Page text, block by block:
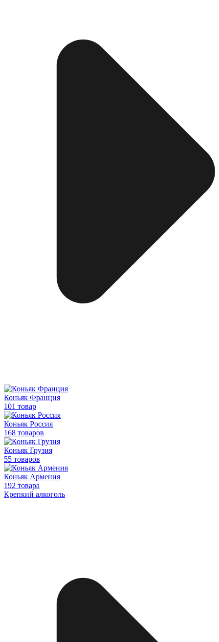
Коньяк Франция
101 товар
Коньяк Россия
168 товаров
Коньяк Грузия
55 товаров
Коньяк Армения
192 товара
Крепкий алкоголь